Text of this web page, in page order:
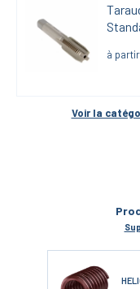
à
Voir la